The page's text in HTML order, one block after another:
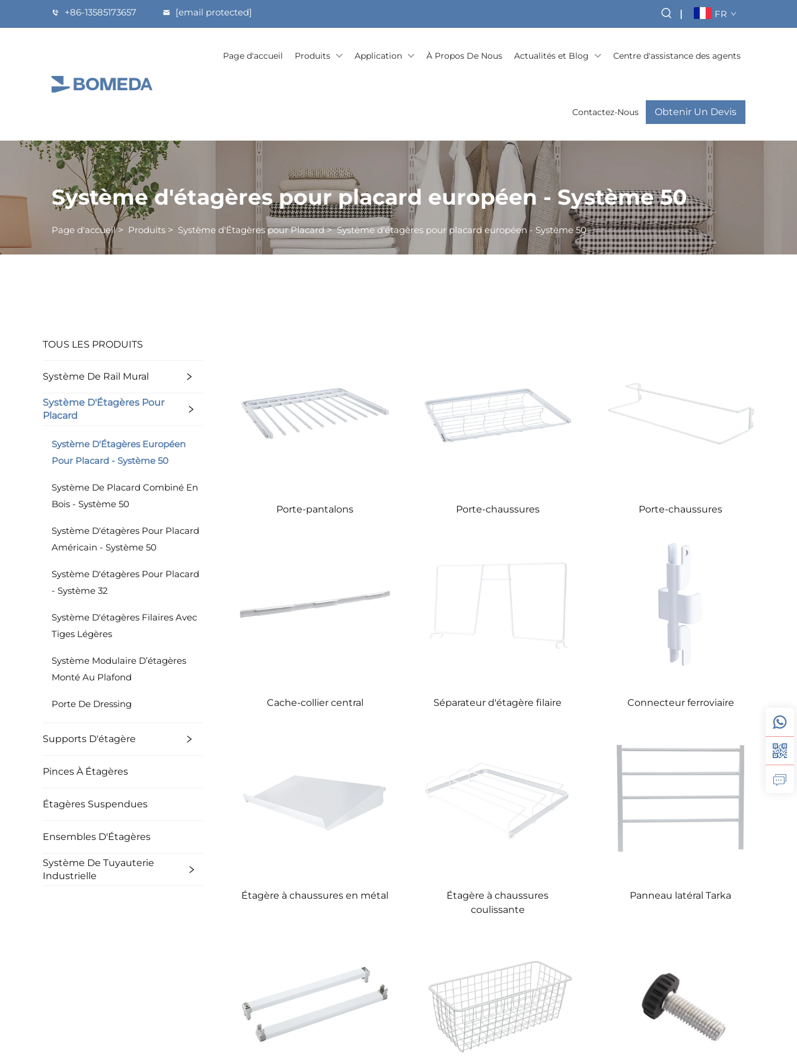
+86-13585173657 [email protected] | FR
Page d'accueil Produits Application À Propos De Nous Actualités et Blog Centre d'assistance des agents
Contactez-Nous Obtenir Un Devis
Système d'étagères pour placard européen - Système 50
Page d'accueil> Produits > Système d'Étagères pour Placard>Système d'étagères pour placard européen - Système 50
TOUS LES PRODUITS
Système De Rail Mural
Système D'Étagères Pour
Placard
Système D'Étagères Européen
Pour Placard - Système 50
Système De Placard Combiné En
Bois - Système 50
Système D'étagères Pour Placard
Américain - Système 50
Système D'étagères Pour Placard
- Système 32
Système D'étagères Filaires Avec
Tiges Légères
Système Modulaire D’étagères
Monté Au Plafond
Porte De Dressing
Supports D'étagère
Pinces À Étagères
Étagères Suspendues
Ensembles D'Étagères
Système De Tuyauterie
Industrielle
Porte-pantalons Porte-chaussures Porte-chaussures
Cache-collier central Séparateur d'étagère filaire Connecteur ferroviaire
Étagère à chaussures en métal
Étagère à chaussures
coulissante
Panneau latéral Tarka